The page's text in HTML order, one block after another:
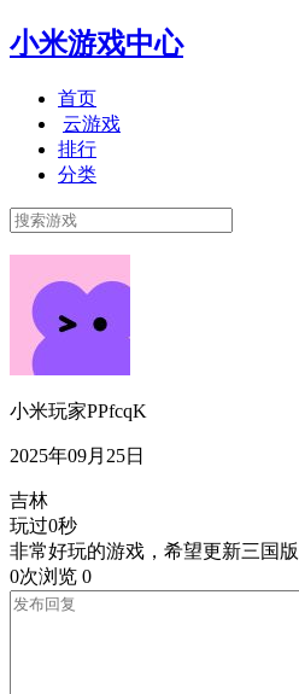
小米游戏中心
首页
云游戏
排行
分类
小米玩家PPfcqK
2025年09月25日
吉林
玩过0秒
非常好玩的游戏，希望更新三国
0次浏览 0